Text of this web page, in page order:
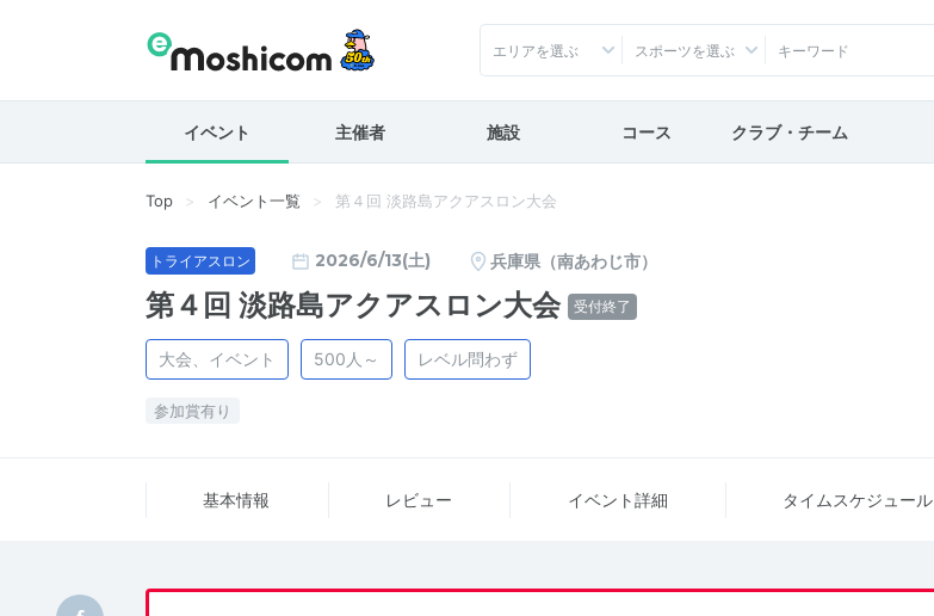
エリアを選ぶ スポーツを選ぶ
イベント 主催者 施設 コース クラブ・チーム
Top イベント一覧 第４回 淡路島アクアスロン大会
トライアスロン 2026/6/13(土) 兵庫県（南あわじ市）
第４回 淡路島アクアスロン大会 受付終了
大会、イベント 500人～ レベル問わず
参加賞有り
基本情報 レビュー イベント詳細 タイム スケジュール